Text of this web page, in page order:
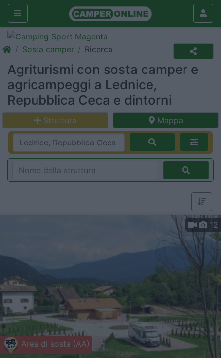
Sosta camper Ricerca
Agriturismi con sosta camper e
agricampeggi a Lednice,
Repubblica Ceca e dintorni
Struttura Mappa
Area di sosta (AA)
12